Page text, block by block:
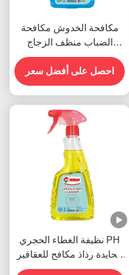
مكافحة الخدوش مكافحة
الضباب منظف الزجاج
رشاشات البقع مزيل الغبار
500 مل
احصل على أفضل سعر
نظيفة الغطاء الحجري PH
محايدة رذاذ مكافح للعقاقير
إزالة البقع في السائبة